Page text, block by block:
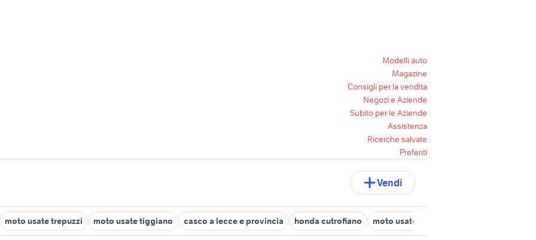
Modelli auto
Magazine
Consigli per la vendita
Negozi e Aziende
Subito per le Aziende
Assistenza
Ricerche salvate
Preferiti
Vendi
moto usate trepuzzi moto usate tiggiano casco a lecce e provincia honda cutrofiano moto usate secli